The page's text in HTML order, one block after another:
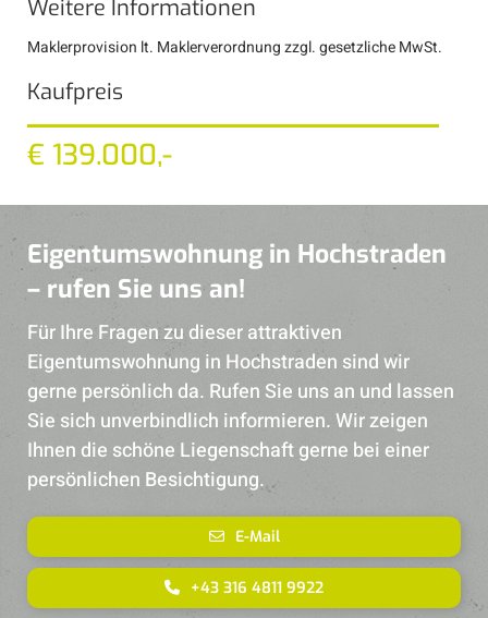
Weitere Informationen
Maklerprovision lt. Maklerverordnung zzgl. gesetzliche MwSt.
Kaufpreis
€ 139.000,-
Eigentumswohnung in Hochstraden
– rufen Sie uns an!
Für Ihre Fragen zu dieser attraktiven
Eigentumswohnung in Hochstraden sind wir
gerne persönlich da. Rufen Sie uns an und lassen
Sie sich unverbindlich informieren. Wir zeigen
Ihnen die schöne Liegenschaft gerne bei einer
persönlichen Besichtigung.
E-Mail
+43 316 4811 9922